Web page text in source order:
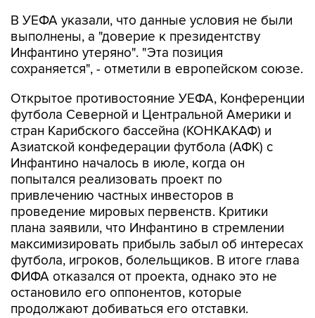
В УЕФА указали, что данные условия не были
выполнены, а "доверие к президентству
Инфантино утеряно". "Эта позиция
сохраняется", - отметили в европейском союзе.
Открытое противостояние УЕФА, Конференции
футбола Северной и Центральной Америки и
стран Карибского бассейна (КОНКАКАФ) и
Азиатской конфедерации футбола (АФК) с
Инфантино началось в июле, когда он
попытался реализовать проект по
привлечению частных инвесторов в
проведение мировых первенств. Критики
плана заявили, что Инфантино в стремлении
максимизировать прибыль забыл об интересах
футбола, игроков, болельщиков. В итоге глава
ФИФА отказался от проекта, однако это не
остановило его оппонентов, которые
продолжают добиваться его отставки.